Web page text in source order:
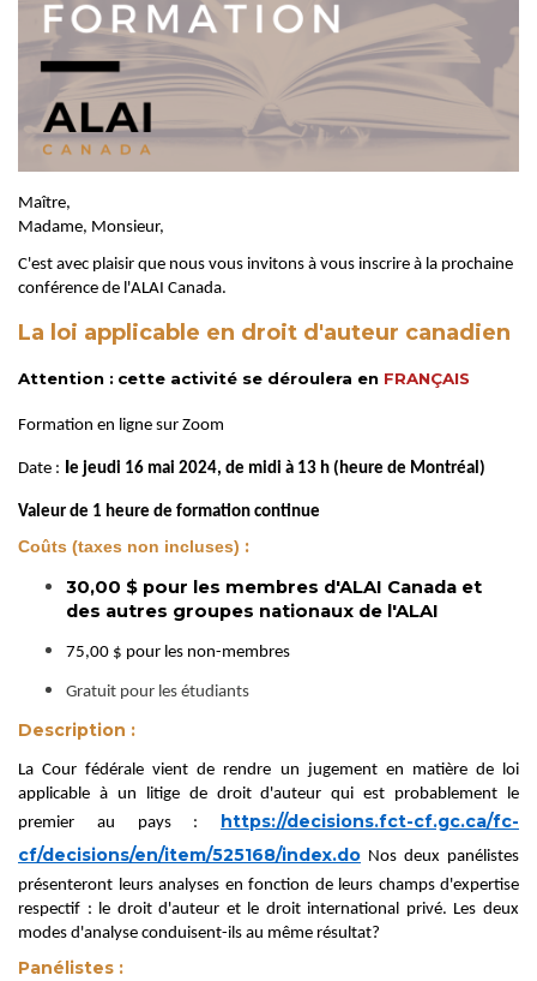
Maître,
Madame, Monsieur,
C'est avec plaisir que nous vous invitons à vous inscrire à la prochaine
conférence de l'ALAI Canada.
La loi applicable en droit d'auteur canadien
Attention : cette activité se déroulera en FRANÇAIS
Formation en ligne sur Zoom
Date : le jeudi 16 mai 2024, de midi à 13 h (heure de Montréal)
Valeur de 1 heure de formation continue
Coûts (taxes non incluses) :
30,00 $ pour les membres d'ALAI Canada et
des autres groupes nationaux de l'ALAI
75,00 $ pour les non-membres
Gratuit pour les étudiants
Description :
La Cour fédérale vient de rendre un jugement en matière de loi
applicable à un litige de droit d'auteur qui est probablement le
premier au pays : https://decisions.fct-cf.gc.ca/fc-
cf/decisions/en/item/525168/index.do Nos deux panélistes
présenteront leurs analyses en fonction de leurs champs d'expertise
respectif : le droit d'auteur et le droit international privé. Les deux
modes d'analyse conduisent-ils au même résultat?
Panélistes :